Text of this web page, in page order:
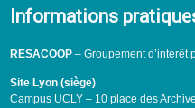
Informations
RESACOOP– Groupement d’intérêt
Site Lyon (siège)
Campus UCLY – 10 place des